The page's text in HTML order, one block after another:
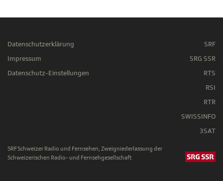
Datenschutzerklärung
Impressum
Datenschutz-Einstellungen
SRF
SRG SSR
RTS
RSI
RTR
SWISSINFO
3SAT
SRF Schweizer Radio und Fernsehen, Zweigniederlassung der
Schweizerischen Radio- und Fernsehgesellschaft